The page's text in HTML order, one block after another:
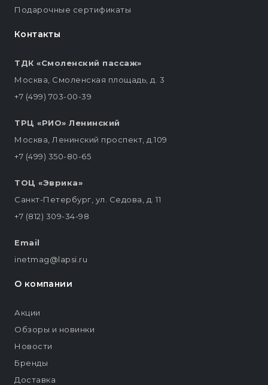
Контакты
ТДК «Смоленский пассаж»
Москва, Смоленская площадь, д. 3
+7 (499) 703-00-39
ТРЦ «РИО» Ленинский
Москва, Ленинский проспект, д.109
+7 (499) 350-80-65
ТОЦ «Эврика»
Санкт-Петербург, ул. Седова, д. 11
+7 (812) 309-34-98
Email
inetmag@lapsi.ru
Подарочные сертификаты
О компании
Акции
Обзоры и новинки
Новости
Бренды
Доставка